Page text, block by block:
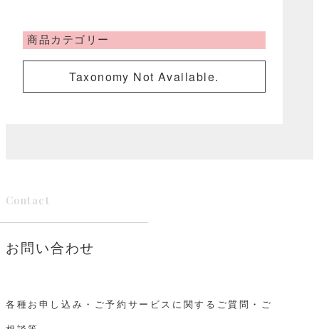
商品カテゴリー
Taxonomy Not Available.
Contact
お問い合わせ
各種お申し込み・ご予約サービスに関するご質問・ご